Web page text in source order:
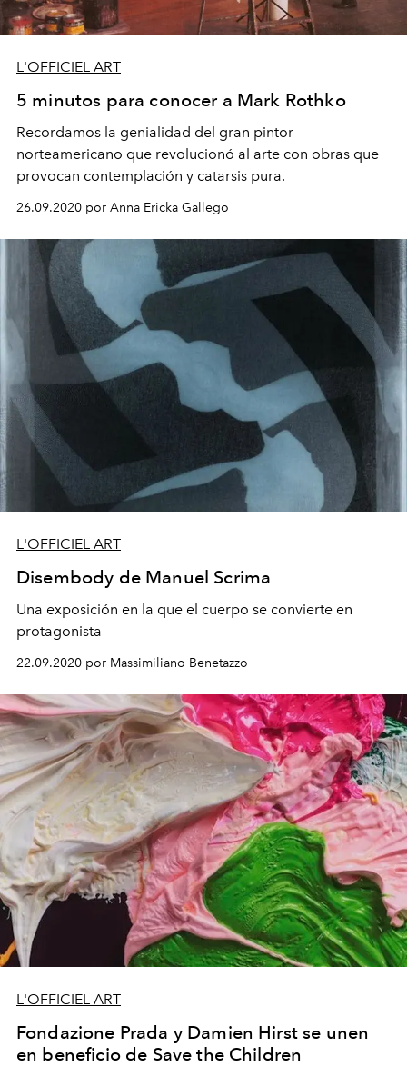
L'OFFICIEL ART
5 minutos para conocer a Mark Rothko
Recordamos la genialidad del gran pintor
norteamericano que revolucionó al arte con obras que
provocan contemplación y catarsis pura.
26.09.2020 por Anna Ericka Gallego
L'OFFICIEL ART
Disembody de Manuel Scrima
Una exposición en la que el cuerpo se convierte en
protagonista
22.09.2020 por Massimiliano Benetazzo
L'OFFICIEL ART
Fondazione Prada y Damien Hirst se unen
en beneficio de Save the Children